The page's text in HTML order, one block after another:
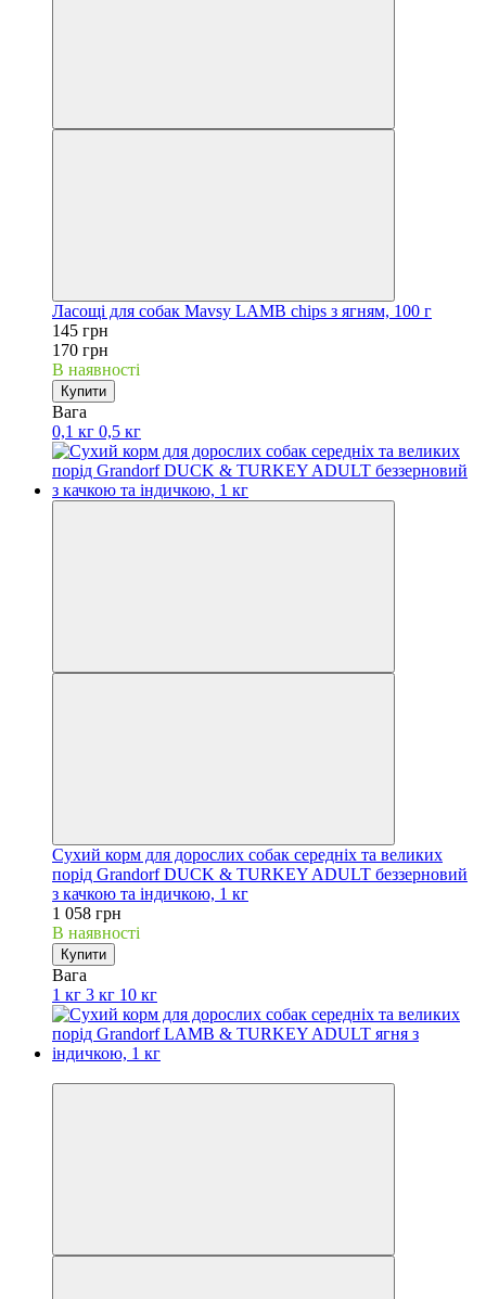
Ласощі для собак Mavsy LAMB chips з ягням, 100 г
145 грн
170 грн
В наявності
Купити
Вага
0,1 кг 0,5 кг
Сухий корм для дорослих собак середніх та великих
порід Grandorf DUCK & TURKEY ADULT беззерновий
з качкою та індичкою, 1 кг
1 058 грн
В наявності
Купити
Вага
1 кг 3 кг 10 кг